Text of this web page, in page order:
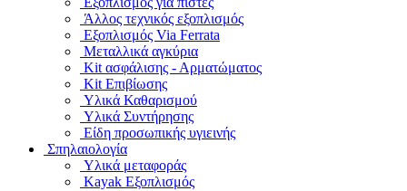
Άλλος τεχνικός εξοπλισμός
Εξοπλισμός Via Ferrata
Μεταλλικά αγκύρια
Kit ασφάλισης - Αρματώματος
Kit Επιβίωσης
Υλικά Καθαρισμού
Υλικά Συντήρησης
Είδη προσωπικής υγιεινής
Σπηλαιολογία
Υλικά μεταφοράς
Kayak Εξοπλισμός